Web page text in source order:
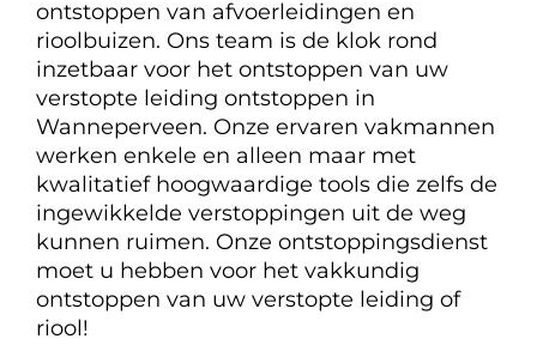
ontstoppen van afvoerleidingen en
rioolbuizen. Ons team is de klok rond
inzetbaar voor het ontstoppen van uw
verstopte leiding ontstoppen in
Wanneperveen. Onze ervaren vakmannen
werken enkele en alleen maar met
kwalitatief hoogwaardige tools die zelfs de
ingewikkelde verstoppingen uit de weg
kunnen ruimen. Onze ontstoppingsdienst
moet u hebben voor het vakkundig
ontstoppen van uw verstopte leiding of
riool!